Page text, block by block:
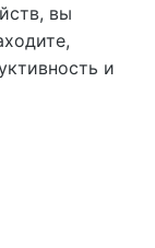
вы
и